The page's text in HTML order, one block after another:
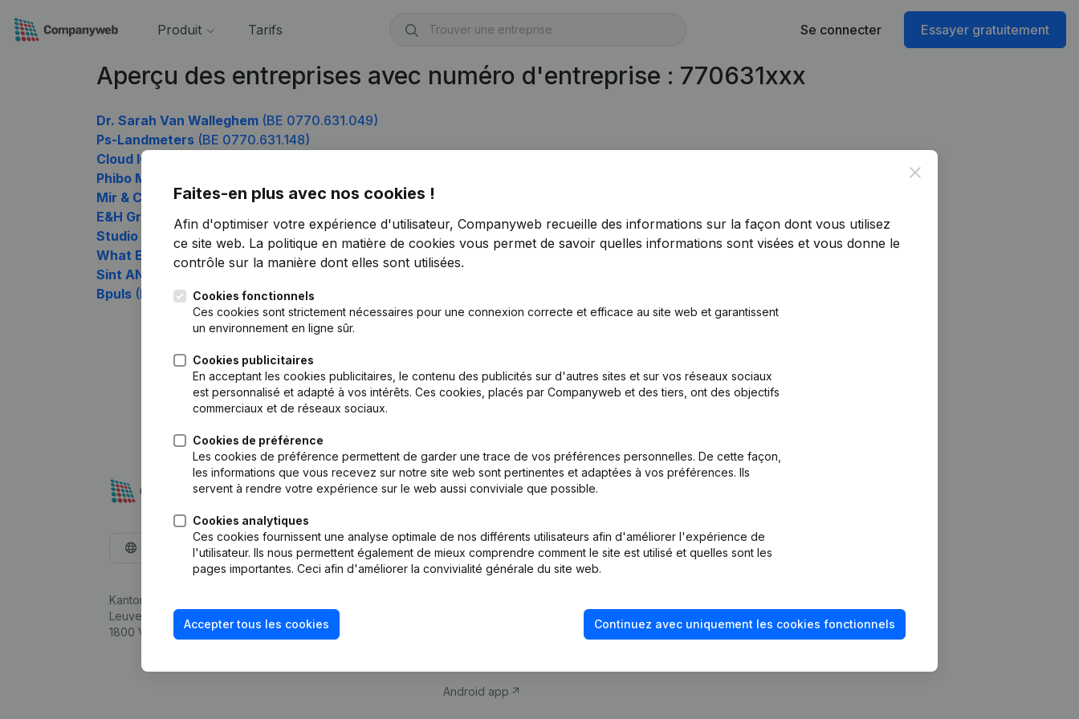
Produit Tarifs Se connecter Essayer gratuitement
Aperçu des entreprises avec numéro d'entreprise : 770631xxx
Dr. Sarah Van Walleghem (BE 0770.631.049)
Ps-Landmeters (BE 0770.631.148)
Cloud ICT Services
Phibo Management
Mir & Co
(BE 0770.631.445)
E&H Group
(BE 0770.631.544)
Studio Falcone
(BE 0770.631.643)
What Els
(BE 0770.631.742)
Sint ANNA kapel
Bpuls (BE 0770.631.940)
Close
Faites-en plus avec nos cookies !
Afin d'optimiser votre expérience d'utilisateur, Companyweb recueille des informations sur la façon dont vous utilisez
ce site web. La politique en matière de cookies vous permet de savoir quelles informations sont visées et vous donne le
contrôle sur la manière dont elles sont utilisées.
Cookies fonctionnels
Ces cookies sont strictement nécessaires pour une connexion correcte et efficace au site web et garantissent
un environnement en ligne sûr.
Cookies publicitaires
En acceptant les cookies publicitaires, le contenu des publicités sur d'autres sites et sur vos réseaux sociaux
est personnalisé et adapté à vos intérêts. Ces cookies, placés par Companyweb et des tiers, ont des objectifs
commerciaux et de réseaux sociaux.
Cookies de préférence
Les cookies de préférence permettent de garder une trace de vos préférences personnelles. De cette façon,
les informations que vous recevez sur notre site web sont pertinentes et adaptées à vos préférences. Ils
servent à rendre votre expérience sur le web aussi conviviale que possible.
Cookies analytiques
Ces cookies fournissent une analyse optimale de nos différents utilisateurs afin d'améliorer l'expérience de
l'utilisateur. Ils nous permettent également de mieux comprendre comment le site est utilisé et quelles sont les
pages importantes. Ceci afin d'améliorer la convivialité générale du site web.
Accepter tous les cookies Continuez avec uniquement les cookies fonctionnels
Français
Kantorenpark Everest
Leuvensesteenweg 248D,
1800 Vilvoorde
Produit
d’entreprise
Monitoring
Android app
fraude
Consulter des comptes annuels
Vérification de la solvabilité